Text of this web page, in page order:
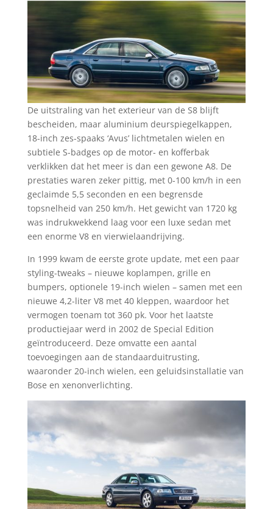
De uitstraling van het exterieur van de S8 blijft
bescheiden, maar aluminium deurspiegelkappen,
18-inch zes-spaaks ‘Avus’ lichtmetalen wielen en
subtiele S-badges op de motor- en kofferbak
verklikken dat het meer is dan een gewone A8. De
prestaties waren zeker pittig, met 0-100 km/h in een
geclaimde 5,5 seconden en een begrensde
topsnelheid van 250 km/h. Het gewicht van 1720 kg
was indrukwekkend laag voor een luxe sedan met
een enorme V8 en vierwielaandrijving.
In 1999 kwam de eerste grote update, met een paar
styling-tweaks – nieuwe koplampen, grille en
bumpers, optionele 19-inch wielen – samen met een
nieuwe 4,2-liter V8 met 40 kleppen, waardoor het
vermogen toenam tot 360 pk. Voor het laatste
productiejaar werd in 2002 de Special Edition
geïntroduceerd. Deze omvatte een aantal
toevoegingen aan de standaarduitrusting,
waaronder 20-inch wielen, een geluidsinstallatie van
Bose en xenonverlichting.